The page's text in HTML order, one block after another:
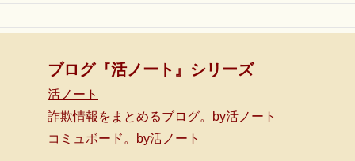
ブログ『活ノート』シリーズ
活ノート
詐欺情報をまとめるブログ。by活ノート
コミュボード。by活ノート